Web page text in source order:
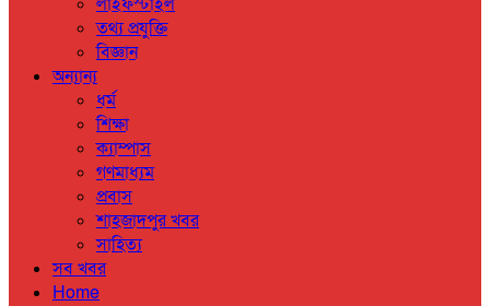
তথ্য প্রযুক্তি
বিজ্ঞান
অন্যান্য
ধর্ম
শিক্ষা
ক্যাম্পাস
গণমাধ্যম
প্রবাস
শাহজাদপুর খবর
সাহিত্য
সব খবর
Home